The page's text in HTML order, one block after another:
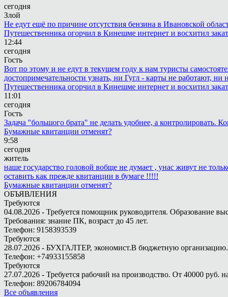
сегодня
Злой
Не едут ещё по причине отсутствия бензина в Ивановской
Путешественника огорчил в Кинешме интернет и восхитил закат
12:44
сегодня
Гость
Вот по этому и не едут в текущем году к нам туристы
достопримечательности узнать, ни Гугл - карты не работают,
Путешественника огорчил в Кинешме интернет и восхитил закат
11:01
сегодня
Гость
Задача "большого брата" не делать удобнее, а
Бумажные квитанции отменят?
9:58
сегодня
житель
наше государство головой вобще не думает , унас живут не
оставить как прежде квитанции в бумаге !!!!!
Бумажные квитанции отменят?
ОБЪЯВЛЕНИЯ
Требуются
04.08.2026 - Требуется помощник руководителя. Образование
Требования: знание ПК, возраст до 45 лет.
Телефон: 9158393539
Требуются
28.07.2026 - БУХГАЛТЕР, экономист.В бюджетную организацию.
Телефон: +74933155858
Требуются
27.07.2026 - Требуется рабочий на производство. От 40000 руб.
Телефон: 89206784094
Все объявления